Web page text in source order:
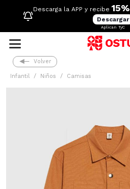
Descarga la APP y recibe 15%
Descargar
Aplican TyC
Volver
Infantil Niños Camisas